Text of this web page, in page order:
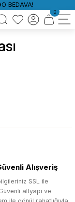
BEDAVA!
0
Alışveriş
SSL ile
altyapı ve